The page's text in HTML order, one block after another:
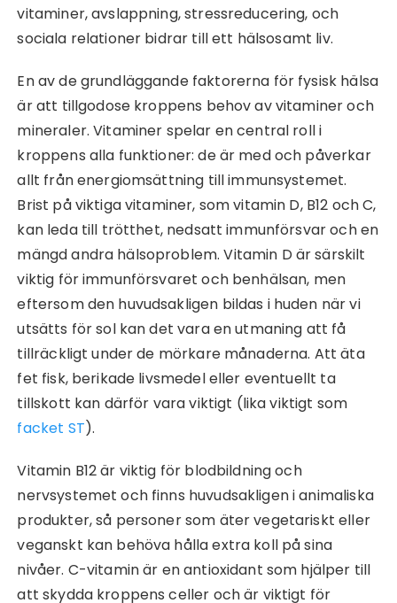
vitaminer, avslappning, stressreducering, och
sociala relationer bidrar till ett hälsosamt liv.
En av de grundläggande faktorerna för fysisk hälsa
är att tillgodose kroppens behov av vitaminer och
mineraler. Vitaminer spelar en central roll i
kroppens alla funktioner: de är med och påverkar
allt från energiomsättning till immunsystemet.
Brist på viktiga vitaminer, som vitamin D, B12 och C,
kan leda till trötthet, nedsatt immunförsvar och en
mängd andra hälsoproblem. Vitamin D är särskilt
viktig för immunförsvaret och benhälsan, men
eftersom den huvudsakligen bildas i huden när vi
utsätts för sol kan det vara en utmaning att få
tillräckligt under de mörkare månaderna. Att äta
fet fisk, berikade livsmedel eller eventuellt ta
tillskott kan därför vara viktigt (lika viktigt som
facket ST).
Vitamin B12 är viktig för blodbildning och
nervsystemet och finns huvudsakligen i animaliska
produkter, så personer som äter vegetariskt eller
veganskt kan behöva hålla extra koll på sina
nivåer. C-vitamin är en antioxidant som hjälper till
att skydda kroppens celler och är viktigt för